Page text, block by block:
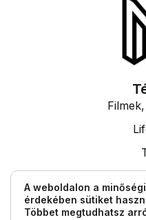
Egyéb
A weboldalon a
érdekében sütiket
Többet megtudhatsz